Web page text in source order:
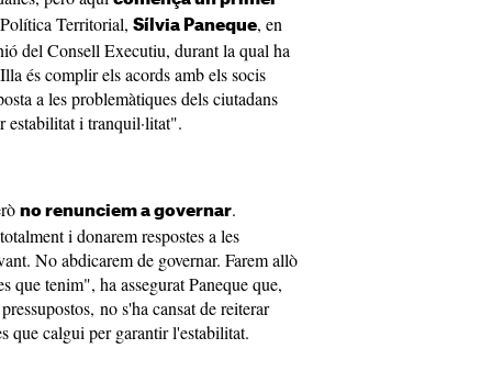
Territorial, Sílvia Paneque, en
del Consell Executiu, durant la qual ha
és complir els acords amb els socis
a les problemàtiques dels ciutadans
estabilitat i tranquil·litat".
no renunciem a governar.
i donarem respostes a les
No abdicarem de governar. Farem allò
que tenim", ha assegurat Paneque que,
no s'ha cansat de reiterar
que calgui per garantir l'estabilitat.